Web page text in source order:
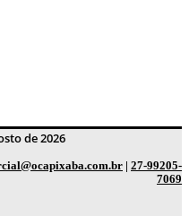
de 2026
| 27-99205-
7069